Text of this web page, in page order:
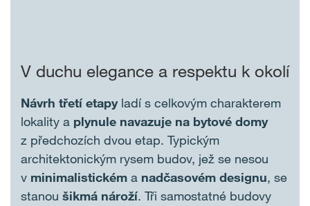
V duchu elegance a respektu k okolí
Návrh třetí etapyladí s celkovým charakterem
lokality a plynule navazuje na bytové domy
z předchozích dvou etap. Typickým
architektonickým rysem budov, jež se nesou
v minimalistickém a nadčasovém designu, se
stanou šikmá nároží. Tři samostatné budovy